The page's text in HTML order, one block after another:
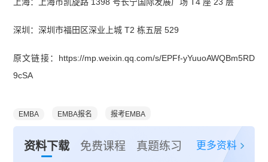
深圳：深圳市福田区深业上城 T2 栋五层 529
原文链接：https://mp.weixin.qq.com/s/EPFf-yYuuoAWQBm5RD
9cSA
EMBA EMBA报名 报考EMBA
资料下载 免费课程 真题练习 更多资料